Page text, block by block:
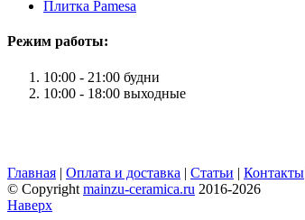
Плитка Pamesa
Режим работы:
10:00 - 21:00 будни
10:00 - 18:00 выходные
Главная | Оплата и доставка | Статьи | Контакты
© Copyright mainzu-ceramica.ru 2016-2026
Наверх